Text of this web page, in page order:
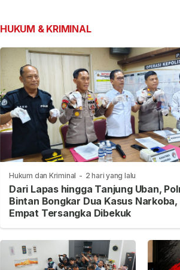
HUKUM & KRIMINAL
Hukum dan Kriminal - 2 hari yang lalu
Dari Lapas hingga Tanjung Uban,
Bintan Bongkar Dua Kasus Narkoba,
Empat Tersangka Dibekuk